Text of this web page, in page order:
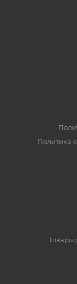
Политика
Товары